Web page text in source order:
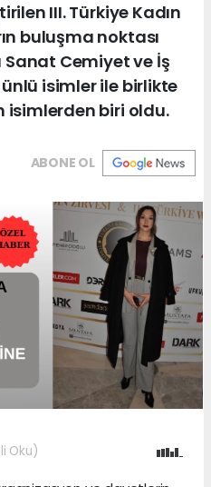
III. Türkiye Kadın
buluşma noktası
Cemiyet ve İş
isimler ile birlikte
isimlerden biri oldu.
ABONE OL
Oku)